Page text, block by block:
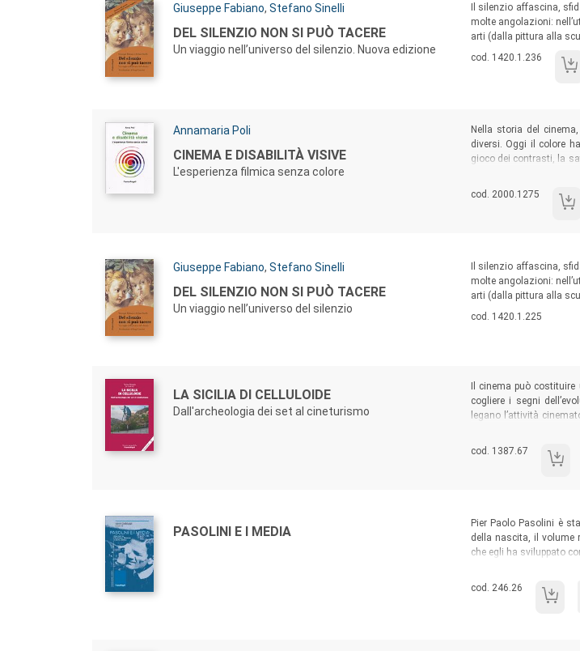
Autori:
Giuseppe Fabiano, Stefano Sinelli
Titolo:
DEL SILENZIO NON SI PUÒ TACERE
Un viaggio nell’universo del silenzio. Nuova edizione
Sommario:
Il silenzio affascina,
molte angolazioni:
arti (dalla pittura alla
Codice libro:
cod. 1420.1.236 Del
Autori:
Annamaria Poli
Titolo:
CINEMA E DISABILITÀ VISIVE
L'esperienza filmica senza colore
Sommario:
Nella storia del
diversi. Oggi il colore
gioco dei contrasti, la
definizione del ritmo
quei contrasti non riesce
Codice libro:
cod. 2000.1275
Autori:
Giuseppe Fabiano, Stefano Sinelli
Titolo:
DEL SILENZIO NON SI PUÒ TACERE
Un viaggio nell’universo del silenzio
Sommario:
Il silenzio affascina,
molte angolazioni:
arti (dalla pittura alla
Codice libro:
cod. 1420.1.225
Autori:
Titolo:
LA SICILIA DI CELLULOIDE
Dall'archeologia dei set al cineturismo
Sommario:
Il cinema può
cogliere i segni
legano l’attività
prodotti, con un
contribuiscono alla
Codice libro:
cod. 1387.67 La
Autori:
Titolo:
PASOLINI E I MEDIA
Sommario:
Pier Paolo Pasolini è
della nascita, il volume
che egli ha sviluppato
ancora oggi per
cinema e la televisione.
Codice libro:
cod. 246.26 Pasolini